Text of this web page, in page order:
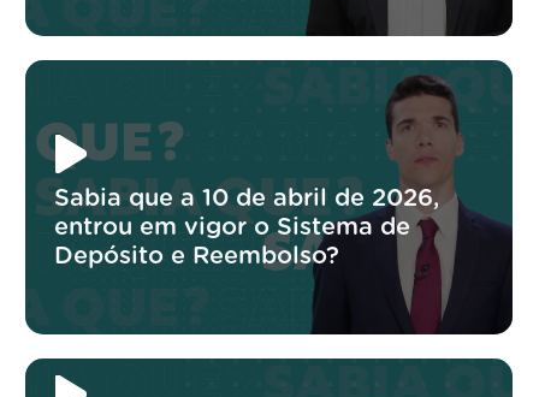
Sabia que a 10 de abril de 2026,
entrou em vigor o Sistema de
Depósito e Reembolso?